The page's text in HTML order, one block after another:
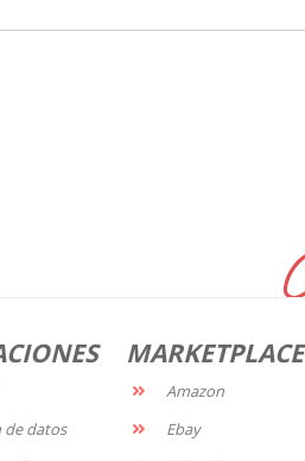
de datos
MARKETPLACE
Amazon
Ebay